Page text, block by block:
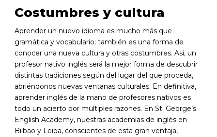
Costumbres y cultura
Aprender un nuevo idioma es mucho más que
gramática y vocabulario; también es una forma de
conocer una nueva cultura y otras costumbres. Así, un
profesor nativo inglés será la mejor forma de descubrir
distintas tradiciones según del lugar del que proceda,
abriéndonos nuevas ventanas culturales. En definitiva,
aprender inglés de la mano de profesores nativos es
todo un acierto por múltiples razones. En St. George’s
English Academy, nuestras academias de inglés en
Bilbao y Leioa, conscientes de esta gran ventaja,